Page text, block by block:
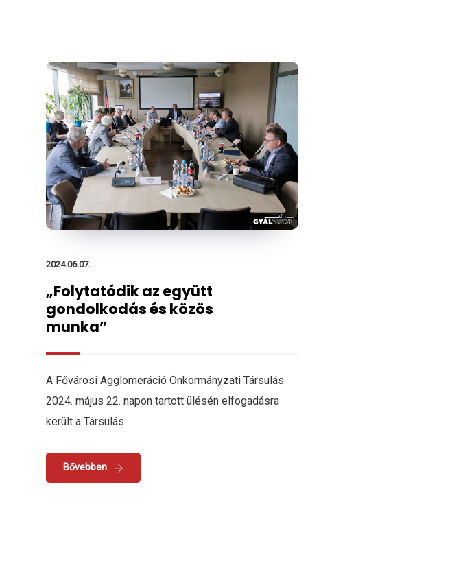
2024.06.07.
„Folytatódik az együtt
gondolkodás és közös
munka”
A Fővárosi Agglomeráció Önkormányzati Társulás
2024. május 22. napon tartott ülésén elfogadásra
került a Társulás
Bővebben